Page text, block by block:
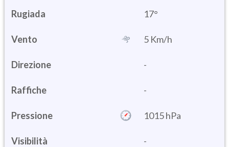
17°
Vento 5 Km/h
Direzione -
Raffiche -
Pressione 1015 hPa
Visibilità -